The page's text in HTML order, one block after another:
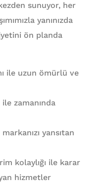
sunuyor, her
yanınızda
ön planda
ile uzun ömürlü ve
zamanında
yansıtan
kolaylığı ile karar
hizmetler